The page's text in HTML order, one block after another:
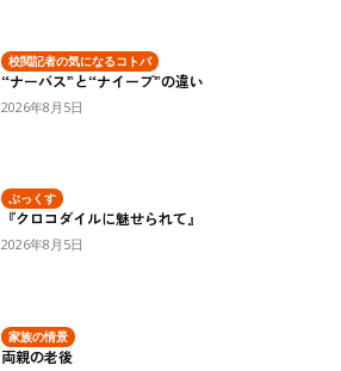
校閲記者の気になるコトバ
“ナーバス”と“ナイーブ”の違い
2026年8月5日
ぶっくす
『クロコダイルに魅せられて』
2026年8月5日
家族の情景
両親の老後